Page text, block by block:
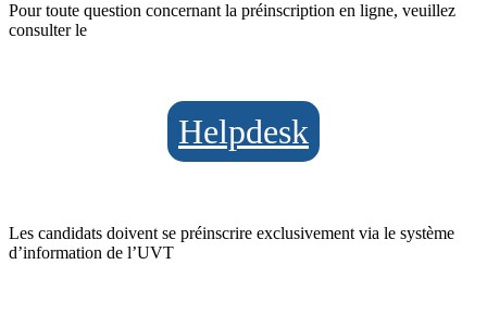
Pour toute question concernant la préinscription en ligne, veuillez
consulter le
Helpdesk
Les candidats doivent se préinscrire exclusivement via le système
d’information de l’UVT